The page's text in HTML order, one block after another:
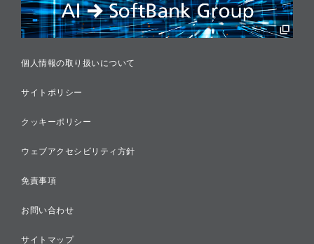
税務に対する取り組み
採用情報
個人情報の取り扱いについて
サイトポリシー
クッキーポリシー
ウェブアクセシビリティ方針
免責事項
お問い合わせ
サイトマップ